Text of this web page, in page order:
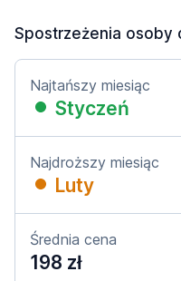
Spostrzeżenia osoby
Najtańszy miesiąc
Styczeń
Najdroższy miesiąc
Luty
Średnia cena
198 zł